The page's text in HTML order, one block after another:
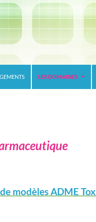
LES DOMAINES
modèlesADME Tox